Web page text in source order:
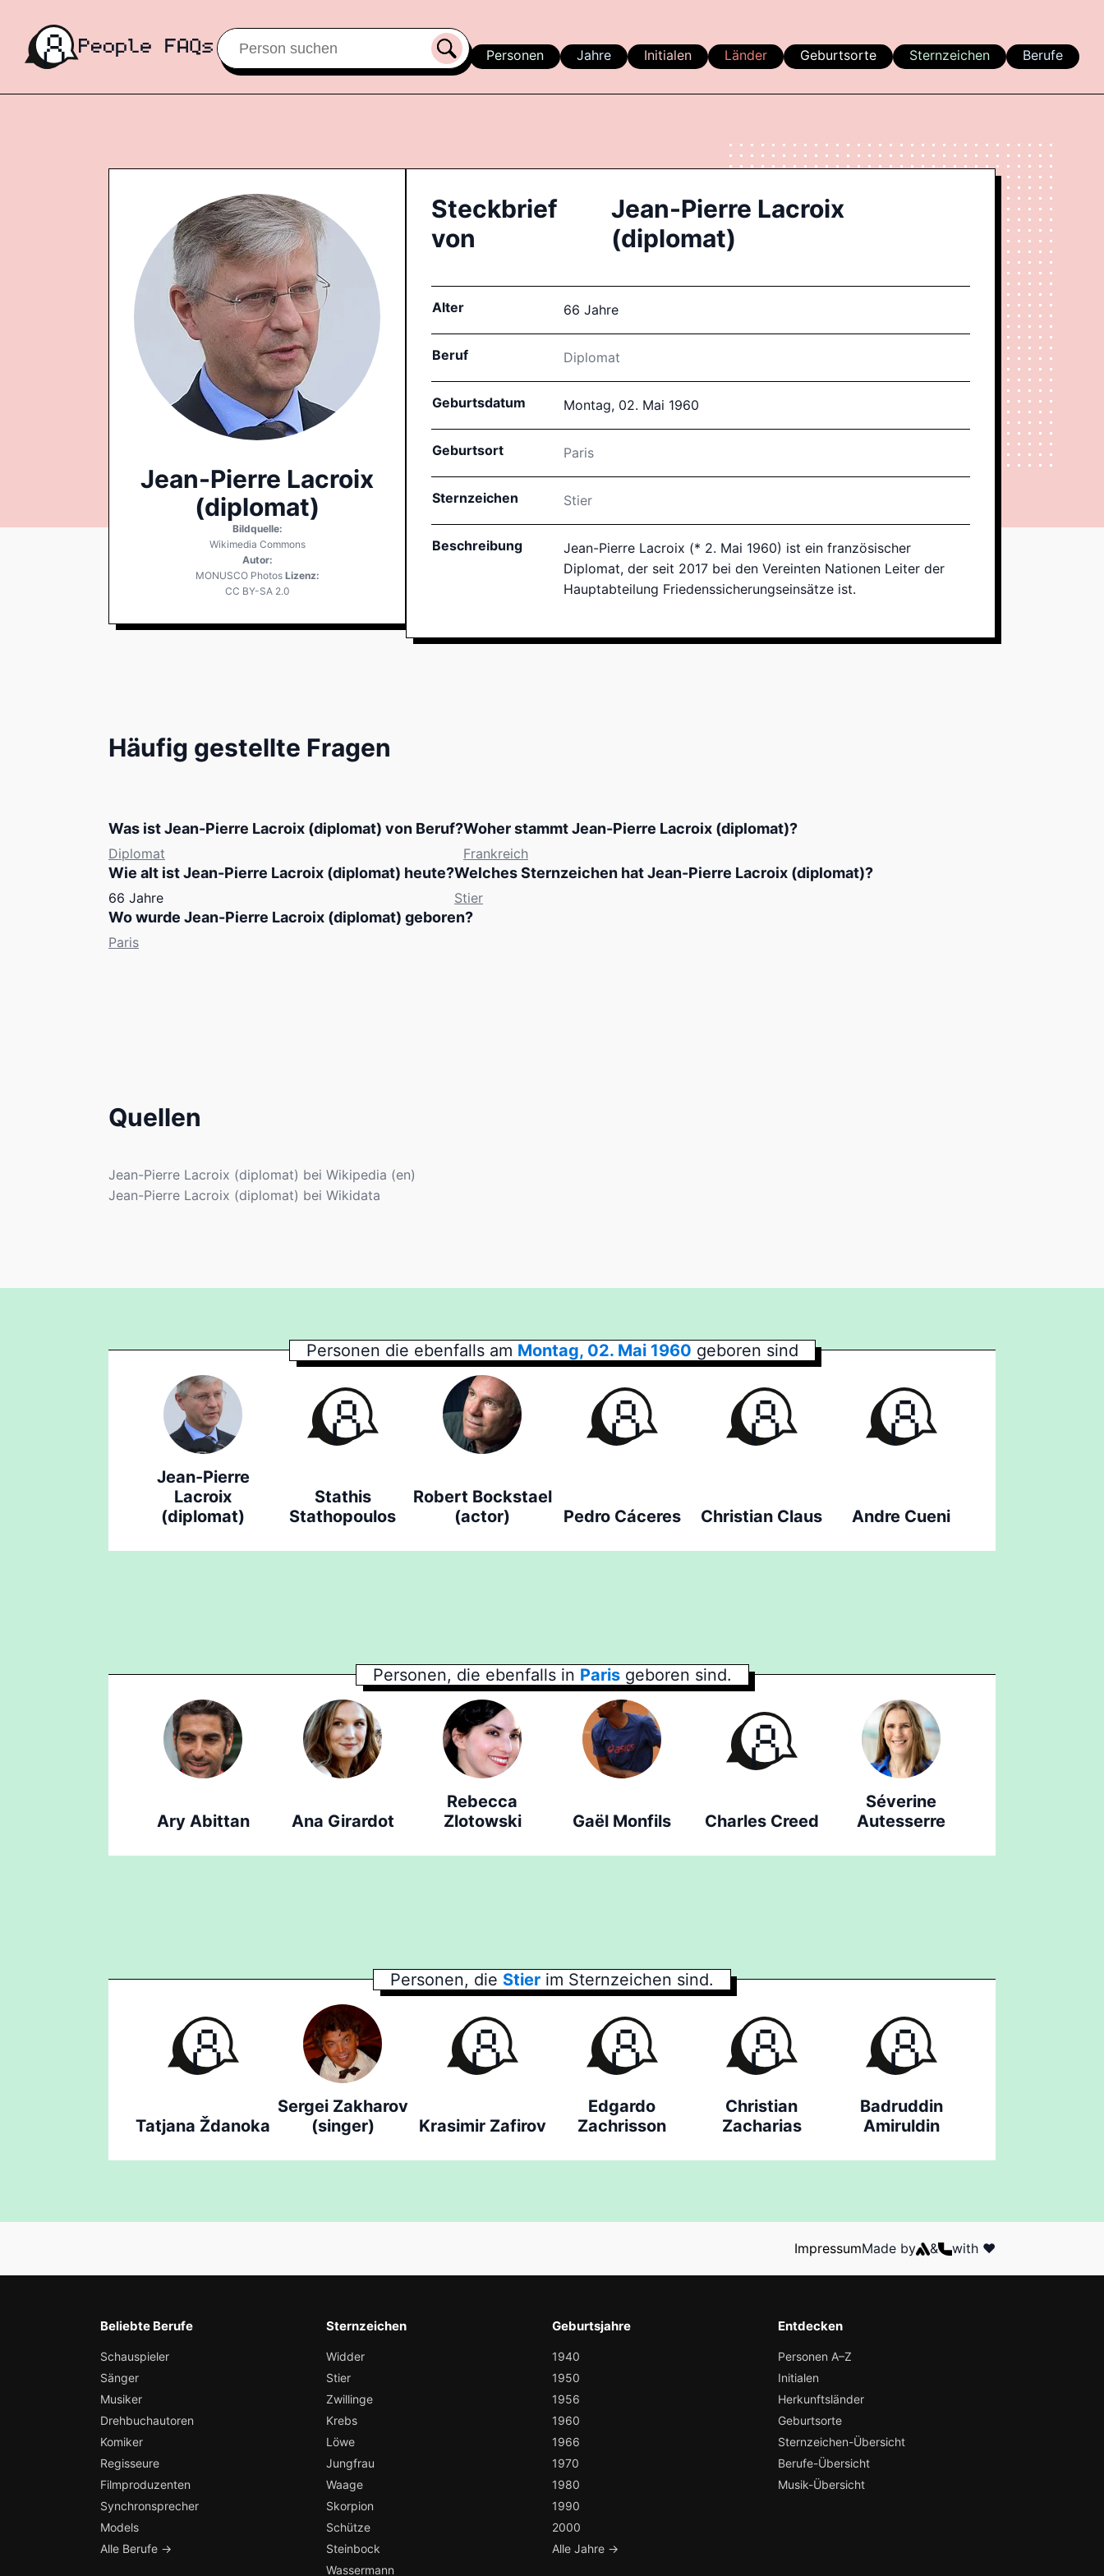
Personen Jahre Initialen Länder Geburtsorte Sternzeichen Berufe
Jean-Pierre Lacroix
(diplomat)
Bildquelle:
Wikimedia Commons
Autor:
MONUSCO Photos Lizenz:
CC BY-SA 2.0
Steckbrief
von
Jean-Pierre Lacroix
(diplomat)
Alter 66 Jahre
Beruf Diplomat
Geburtsdatum Montag, 02. Mai 1960
Geburtsort Paris
Sternzeichen Stier
Beschreibung
Jean-Pierre Lacroix (* 2. Mai 1960) ist ein französischer
Diplomat, der seit 2017 bei den Vereinten Nationen Leiter der
Hauptabteilung Friedenssicherungseinsätze ist.
Häufig gestellte Fragen
Was ist Jean-Pierre Lacroix (diplomat) von Beruf?
Diplomat
Woher stammt Jean-Pierre Lacroix (diplomat)?
Frankreich
Wie alt ist Jean-Pierre Lacroix (diplomat) heute?
66 Jahre
Welches Sternzeichen hat Jean-Pierre Lacroix (diplomat)?
Stier
Wo wurde Jean-Pierre Lacroix (diplomat) geboren?
Paris
Quellen
Jean-Pierre Lacroix (diplomat) bei Wikipedia (en)
Jean-Pierre Lacroix (diplomat) bei Wikidata
Personen die ebenfalls am Montag, 02. Mai 1960 geboren sind
Jean-Pierre
Lacroix
(diplomat)
Stathis
Stathopoulos
Robert Bockstael
(actor)
Pedro Cáceres Christian Claus Andre Cueni
Personen, die ebenfalls in Paris geboren sind.
Ary Abittan Ana Girardot
Rebecca
Zlotowski
Gaël Monfils Charles Creed
Séverine
Autesserre
Personen, die Stier im Sternzeichen sind.
Tatjana Ždanoka
Sergei Zakharov
(singer)
Krasimir Zafirov
Edgardo
Zachrisson
Christian
Zacharias
Badruddin
Amiruldin
ImpressumMade by & with ❤️
Beliebte Berufe
Schauspieler
Sänger
Musiker
Drehbuchautoren
Komiker
Regisseure
Filmproduzenten
Synchronsprecher
Models
Alle Berufe →
Sternzeichen
Widder
Stier
Zwillinge
Krebs
Löwe
Jungfrau
Waage
Skorpion
Schütze
Steinbock
Wassermann
Geburtsjahre
1940
1950
1956
1960
1966
1970
1980
1990
2000
Alle Jahre →
Entdecken
Personen A–Z
Initialen
Herkunftsländer
Geburtsorte
Sternzeichen-Übersicht
Berufe-Übersicht
Musik-Übersicht